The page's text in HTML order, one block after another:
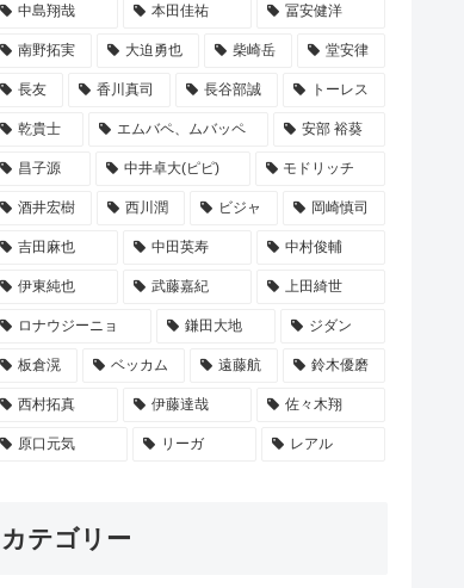
中島翔哉 本田佳祐 冨安健洋
南野拓実 大迫勇也 柴崎岳 堂安律
長友 香川真司 長谷部誠 トーレス
乾貴士 エムバペ、ムバッペ 安部 裕葵
昌子源 中井卓大(ピピ) モドリッチ
酒井宏樹 西川潤 ビジャ 岡崎慎司
吉田麻也 中田英寿 中村俊輔
伊東純也 武藤嘉紀 上田綺世
ロナウジーニョ 鎌田大地 ジダン
板倉滉 ベッカム 遠藤航 鈴木優磨
西村拓真 伊藤達哉 佐々木翔
原口元気 リーガ レアル
カテゴリー